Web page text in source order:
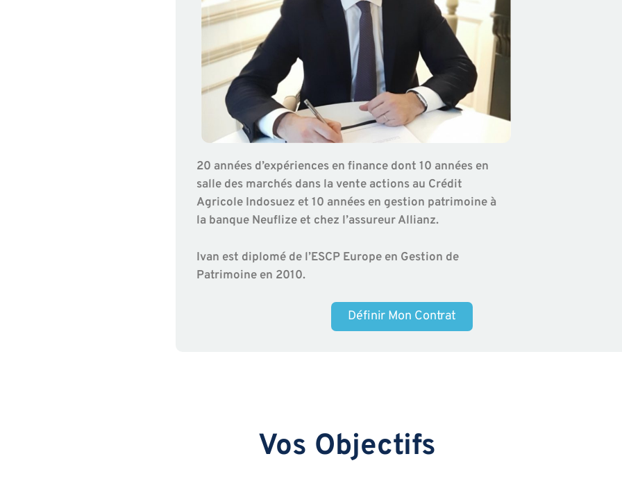
20 années d’expériences en finance dont 10 années en
salle des marchés dans la vente actions au Crédit
Agricole Indosuez et 10 années en gestion patrimoine à
la banque Neuflize et chez l’assureur Allianz.
Ivan est diplomé de l’ESCP Europe en Gestion de
Patrimoine en 2010.
Définir Mon Contrat
Vos Objectifs